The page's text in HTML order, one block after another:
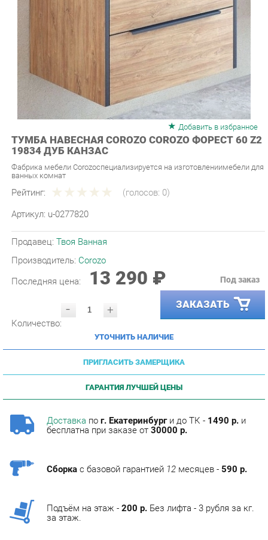
Добавить в избранное
ТУМБА НАВЕСНАЯ COROZO COROZO ФОРЕСТ 60 Z2
Фабрика мебели Corozoспециализируется на изготовлениимебели для
ванных комнат
Рейтинг: (голосов:0)
Артикул: u-0277820
Продавец: Твоя Ванная
Производитель:
Corozo
Последняя цена: 13 290 ₽
- + ЗАКАЗАТЬ
УТОЧНИТЬ НАЛИЧИЕ
ПРИГЛАСИТЬ ЗАМЕРЩИКА
ГАРАНТИЯ ЛУЧШЕЙ ЦЕНЫ
пог. Екатеринбурги до ТК -
бесплатна при заказе от30000 р.
с базовой гарантией месяцев -
Подъём на этаж -200 р.Без лифта - 3 рубля за кг.
ОПИСАНИЕ